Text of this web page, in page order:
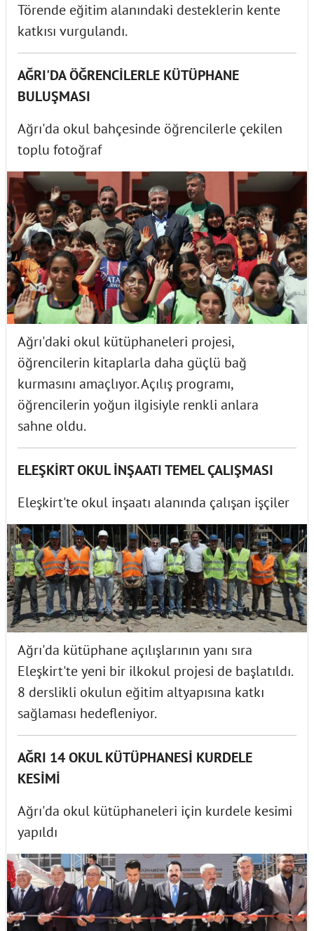
Törende eğitim alanındaki desteklerin kente
katkısı vurgulandı.
AĞRI'DA ÖĞRENCİLERLE KÜTÜPHANE
BULUŞMASI
Ağrı'da okul bahçesinde öğrencilerle çekilen
toplu fotoğraf
Ağrı'daki okul kütüphaneleri projesi,
öğrencilerin kitaplarla daha güçlü bağ
kurmasını amaçlıyor. Açılış programı,
öğrencilerin yoğun ilgisiyle renkli anlara
sahne oldu.
ELEŞKİRT OKUL İNŞAATI TEMEL ÇALIŞMASI
Eleşkirt'te okul inşaatı alanında çalışan işçiler
Ağrı'da kütüphane açılışlarının yanı sıra
Eleşkirt'te yeni bir ilkokul projesi de başlatıldı.
8 derslikli okulun eğitim altyapısına katkı
sağlaması hedefleniyor.
AĞRI 14 OKUL KÜTÜPHANESİ KURDELE
KESİMİ
Ağrı'da okul kütüphaneleri için kurdele kesimi
yapıldı